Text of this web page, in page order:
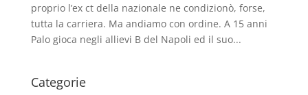
proprio l’ex ct della nazionale ne condizionò, forse,
tutta la carriera. Ma andiamo con ordine. A 15 anni
Palo gioca negli allievi B del Napoli ed il suo...
Categorie